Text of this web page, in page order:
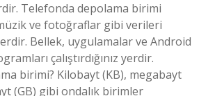
Telefonda depolama birimi
ve fotoğraflar gibi verileri
Bellek, uygulamalar ve Android
çalıştırdığınız yerdir.
birimi? Kilobayt (KB), megabayt
(GB) gibi ondalık birimler